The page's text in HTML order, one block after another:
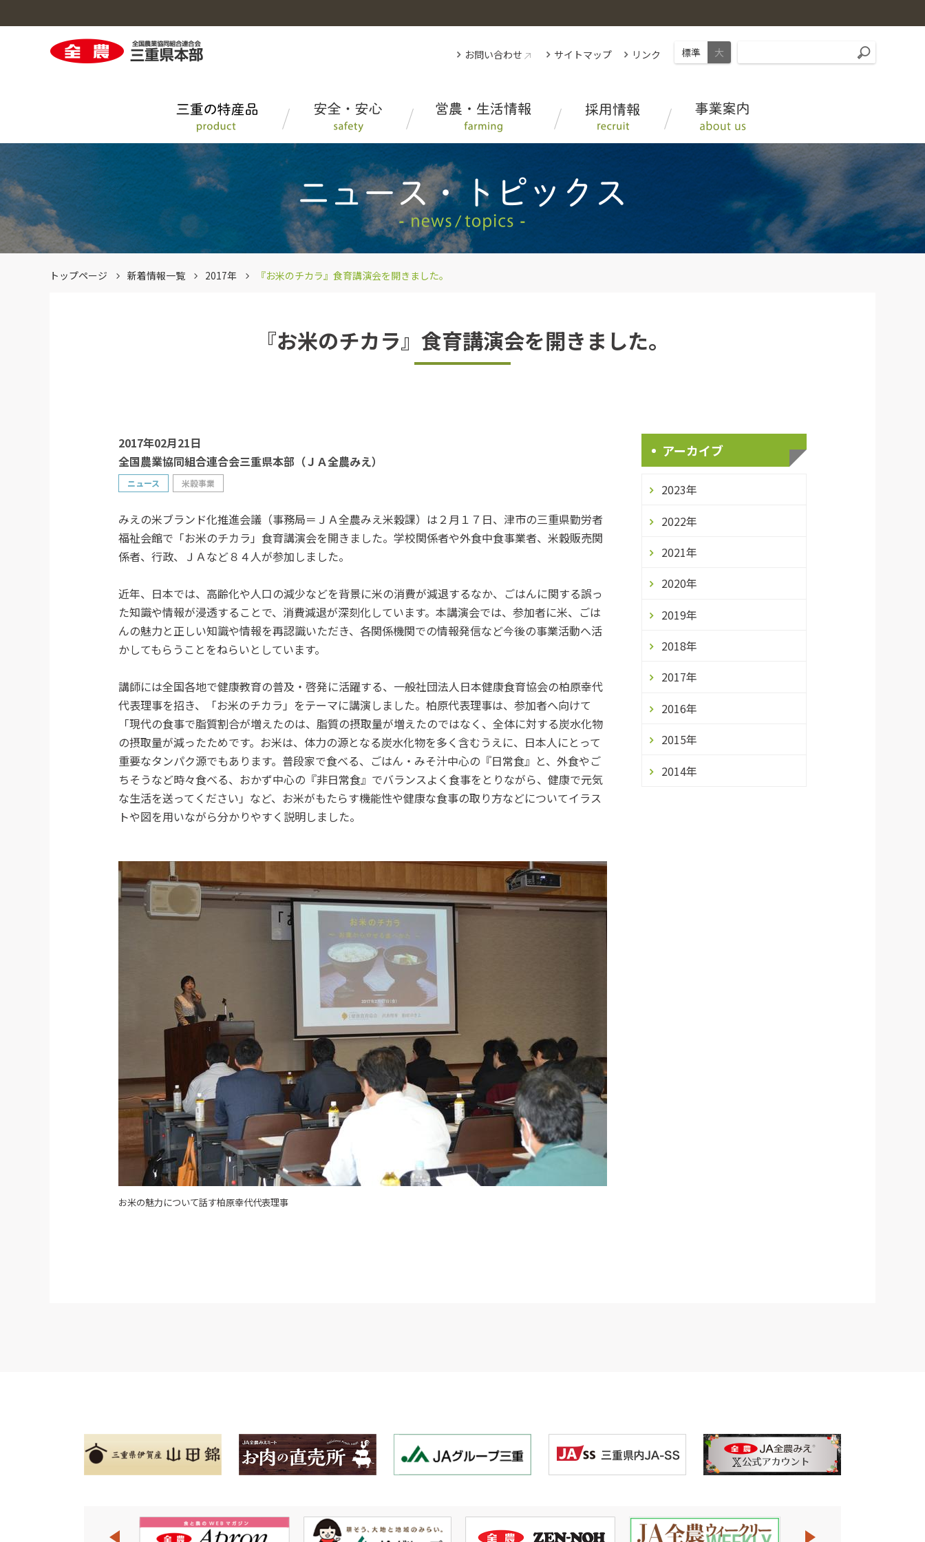
お問い合わせ サイトマップ リンク 標準 大
三重の特産品のトップへ 人と自然にやさしいお米の産地
みえのお肉に注目！ ＪＡタウン「三重の味自慢」
お肉の直売所 おいしいレシピ
営農・生活情報のトップへ アグリインフォ（生産者・ＪＡ向け情報）
ＪＡ葬祭グループみえ 三重県内ＪＡ－ＳＳ
採用情報のトップへ AGRI TRADER
教育・研修制度、福利厚生 採用Q＆A
ＪＡ、ＪＡ全農とは？ 事業案内
事業案内のトップへ 事業内容
SR活動 子会社
トップページ 新着情報一覧 2017年 『お米のチカラ』食育講演会を開きました。
『お米のチカラ』食育講演会を開きました。
2017年02月21日
全国農業協同組合連合会三重県本部（ＪＡ全農みえ）
ニュース 米穀事業
みえの米ブランド化推進会議（事務局＝ＪＡ全農みえ米穀課）は２月１７日、津市の三重県勤労者
福祉会館で「お米のチカラ」食育講演会を開きました。学校関係者や外食中食事業者、米穀販売関
係者、行政、ＪＡなど８４人が参加しました。
近年、日本では、高齢化や人口の減少などを背景に米の消費が減退するなか、ごはんに関する誤っ
た知識や情報が浸透することで、消費減退が深刻化しています。本講演会では、参加者に米、ごは
んの魅力と正しい知識や情報を再認識いただき、各関係機関での情報発信など今後の事業活動へ活
かしてもらうことをねらいとしています。
講師には全国各地で健康教育の普及・啓発に活躍する、一般社団法人日本健康食育協会の柏原幸代
代表理事を招き、「お米のチカラ」をテーマに講演しました。柏原代表理事は、参加者へ向けて
「現代の食事で脂質割合が増えたのは、脂質の摂取量が増えたのではなく、全体に対する炭水化物
の摂取量が減ったためです。お米は、体力の源となる炭水化物を多く含むうえに、日本人にとって
重要なタンパク源でもあります。普段家で食べる、ごはん・みそ汁中心の『日常食』と、外食やご
ちそうなど時々食べる、おかず中心の『非日常食』でバランスよく食事をとりながら、健康で元気
な生活を送ってください」など、お米がもたらす機能性や健康な食事の取り方などについてイラス
トや図を用いながら分かりやすく説明しました。
お米の魅力について話す柏原幸代代表理事
アーカイブ
2023年
2022年
2021年
2020年
2019年
2018年
2017年
2016年
2015年
2014年